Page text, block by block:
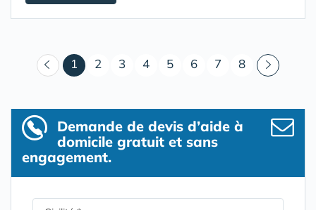
1 (courant)
2 3 4 5 6 7 8
Demande de devis d’aide à
domicile gratuit et sans
engagement.